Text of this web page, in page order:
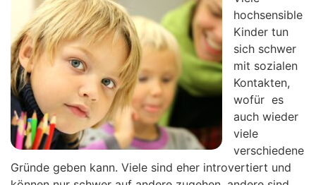
hochsensible
Kinder tun
sich schwer
mit sozialen
Kontakten,
wofür es
auch wieder
viele
verschiedene
Gründe geben kann. Viele sind eher introvertiert und